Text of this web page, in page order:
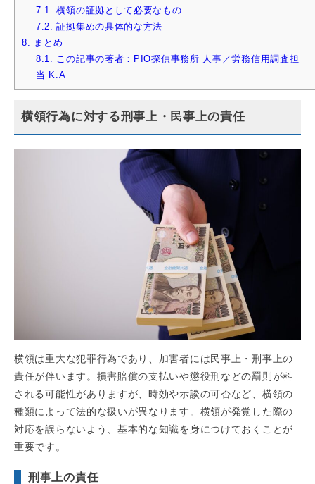
7.1.
横領の証拠として必要なもの
7.2.
証拠集めの具体的な方法
8.
まとめ
8.1.
この記事の著者：PIO探偵事務所 人事／労務信用調査担
当 K.A
横領行為に対する刑事上・民事上の責任
横領は重大な犯罪行為であり、加害者には民事上・刑事上の
責任が伴います。損害賠償の支払いや懲役刑などの罰則が科
される可能性がありますが、時効や示談の可否など、横領の
種類によって法的な扱いが異なります。横領が発覚した際の
対応を誤らないよう、基本的な知識を身につけておくことが
重要です。
刑事上の責任